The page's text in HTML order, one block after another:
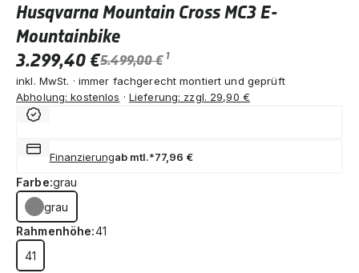
Husqvarna Mountain Cross MC3 E-
Mountainbike
3.299,40 €5.499,00 € 1
inkl. MwSt. · immer fachgerecht montiert und geprüft
Abholung: kostenlos · Lieferung: zzgl. 29,90 €
Finanzierungab mtl.*77,96 €
Farbe:grau
grau
Rahmenhöhe:41
41